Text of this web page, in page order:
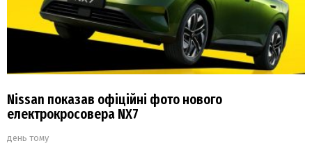
Nissan показав офіційні фото нового
електрокросовера NX7
день тому